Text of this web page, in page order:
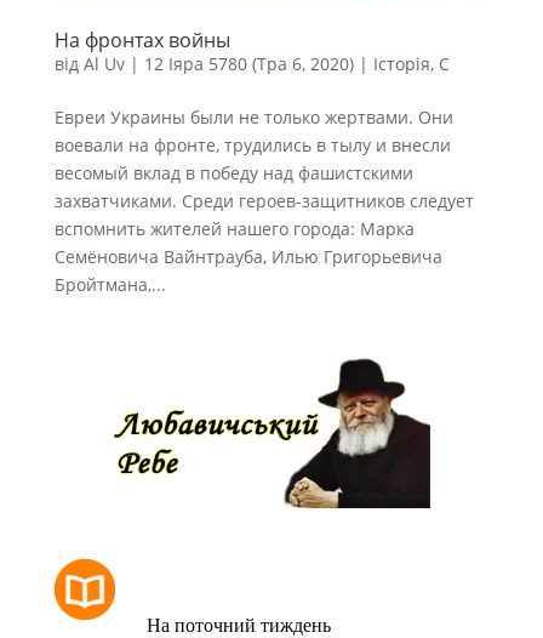
На фронтах войны
від Al Uv| 12 Іяра 5780 (Тра 6, 2020)| Історія, С
Евреи Украины были не только жертвами. Они
воевали на фронте, трудились в тылу и внесли
весомый вклад в победу над фашистскими
захватчиками. Среди героев-защитников следует
вспомнить жителей нашего города: Марка
Семёновича Вайнтрауба, Илью Григорьевича
Бройтмана,...
На поточний тиждень